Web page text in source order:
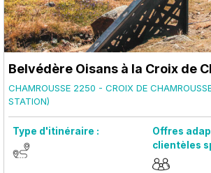
Belvédère Oisans à la Croix de
CHAMROUSSE 2250 - CROIX DE
STATION)
Type d'itinéraire :
Offres
clientèles